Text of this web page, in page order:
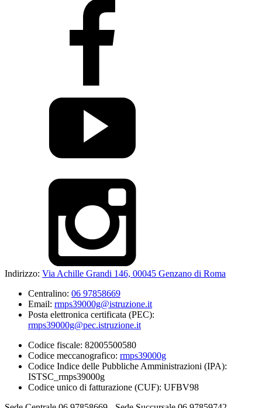
Indirizzo: Via Achille Grandi 146, 00045 Genzano di Roma
Centralino: 06 97858669
Email: rmps39000g@istruzione.it
Posta elettronica certificata (PEC):
rmps39000g@pec.istruzione.it
Codice fiscale: 82005500580
Codice meccanografico: rmps39000g
Codice Indice delle Pubbliche Amministrazioni (IPA):
ISTSC_rmps39000g
Codice unico di fatturazione (CUF): UFBV98